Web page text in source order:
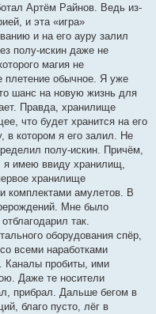
Артём Райнов. Ведь из-
и эта «игра»
и на его ауру залил
полу-искин даже не
магия не
плетение обычное. Я уже
шанс на новую жизнь для
Правда, хранилище
что будет хранится на его
в котором я его залил. Не
полу-искин. Причём,
я имею ввиду хранилищ,
хранилище
комплектами амулетов. В
Мне было
так.
оборудования спёр,
всеми наработками
Каналы пробиты, ими
Даже те носители
прибрал. Дальше бегом в
благо пусто, лёг в